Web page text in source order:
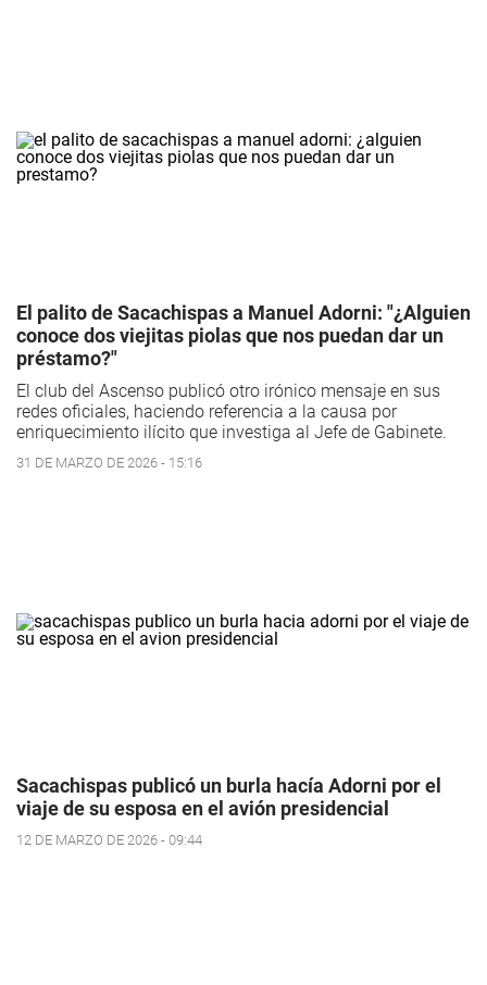
El palito de Sacachispas a Manuel Adorni: "¿Alguien
conoce dos viejitas piolas que nos puedan dar un
préstamo?"
El club del Ascenso publicó otro irónico mensaje en sus
redes oficiales, haciendo referencia a la causa por
enriquecimiento ilícito que investiga al Jefe de Gabinete.
31 DE MARZO DE 2026 - 15:16
Sacachispas publicó un burla hacía Adorni por el
viaje de su esposa en el avión presidencial
12 DE MARZO DE 2026 - 09:44